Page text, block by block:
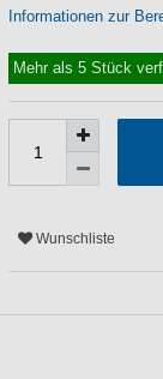
Informationen zur
Mehr als 5 Stück
Wunschliste